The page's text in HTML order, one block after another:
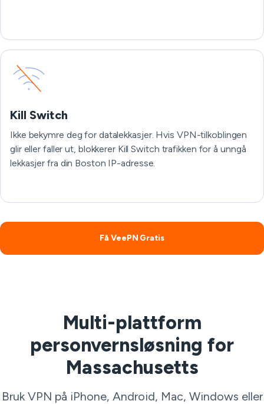
Kill Switch
Ikke bekymre deg for datalekkasjer. Hvis VPN-tilkoblingen
glir eller faller ut, blokkerer Kill Switch trafikken for å unngå
lekkasjer fra din Boston IP-adresse.
Få VeePN Gratis
Multi-plattform
personvernsløsning for
Massachusetts
Bruk VPN på iPhone, Android, Mac, Windows eller